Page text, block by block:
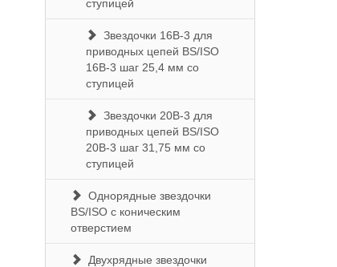
ступицей
Звездочки 16B-3 для
приводных цепей BS/ISO
16B-3 шаг 25,4 мм со
ступицей
Звездочки 20B-3 для
приводных цепей BS/ISO
20B-3 шаг 31,75 мм со
ступицей
Однорядные звездочки
BS/ISO с коническим
отверстием
Двухрядные звездочки